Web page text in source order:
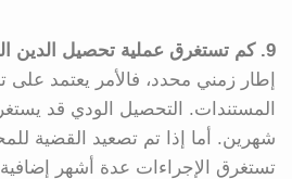
9. كم تستغرق عملية تحصيل الدين المتعثر عادةً؟
إطار زمني محدد، فالأمر يعتمد على
المستندات. التحصيل الودي قد
شهرين. أما إذا تم تصعيد القضية
تستغرق الإجراءات عدة أشهر